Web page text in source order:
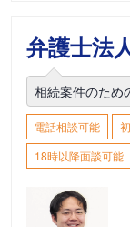
弁護士法
相続案件のため
電話相談可能
18時以降面談可能